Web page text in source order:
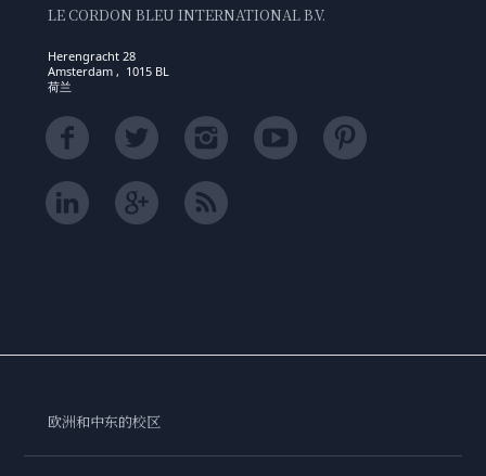
LE CORDON BLEU INTERNATIONAL B.V.
Herengracht 28
Amsterdam , 1015 BL
荷兰
欧洲和中东的校区